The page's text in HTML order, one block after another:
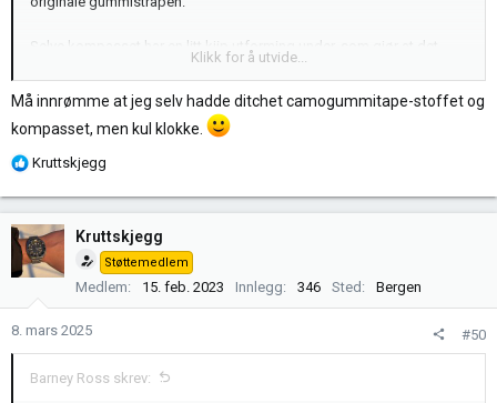
Selve kompasset har en litt kjip utforming under, som gjør at det
pleier å bruke på økser og kniver for godt grep. La på litt ekstra så
kompasset ligger perfekt på samme sted, og så la jeg litt på
motsatt side så det ble en slags helhet.
siden dette er eventyrklokken. Men vi får se hvor lenge jeg liker det.
Klikk for å utvide...
Må innrømme at jeg selv hadde ditchet camogummitape-stoffet og
kompasset, men kul klokke.
R
k
s
j
e
:
Kruttskjegg
Kruttskjegg
Støttemedlem
Medlem 15. feb. 2023 Innlegg 346 Sted Bergen
8. mars 2025 #50
Barney Ross skrev: